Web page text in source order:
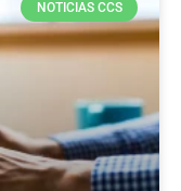
NOTICIAS CCS